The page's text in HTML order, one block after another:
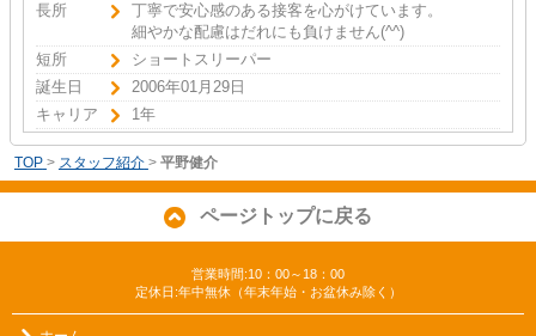
長所
丁寧で安心感のある接客を心がけています。
細やかな配慮はだれにも負けません(^^)
短所
ショートスリーパー
誕生日
2006年01月29日
キャリア
1年
TOP > スタッフ紹介 > 平野健介
ページトップに戻る
営業時間:10：00～18：00
定休日:年中無休（年末年始・お盆休み除く）